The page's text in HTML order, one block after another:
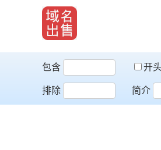
包含 开
排除
简介